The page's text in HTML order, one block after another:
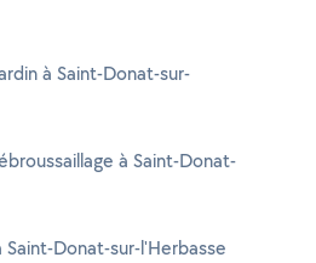
à Saint-Donat-sur-
à Saint-Donat-
Donat-sur-l'Herbasse